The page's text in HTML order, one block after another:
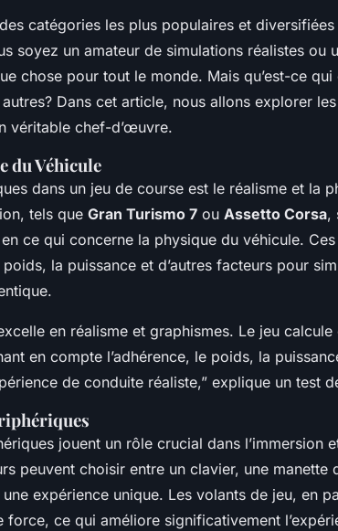
catégories les plus populaires et
soyez un amateur de simulations réalistes ou
chose pour tout le monde. Mais qu’est-ce qui
Dans cet article, nous allons explorer
véritable chef-d’œuvre.
du Véhicule
dans un jeu de course est le réalisme et la
tels que Gran Turismo 7 ou Assetto Corsa,
ce qui concerne la physique du véhicule.
la puissance et d’autres facteurs pour
en réalisme et graphismes. Le jeu calcule
en compte l’adhérence, le poids, la
de conduite réaliste,” explique un test
jouent un rôle crucial dans l’immersion
peuvent choisir entre un clavier, une manette
expérience unique. Les volants de jeu, en
ce qui améliore significativement